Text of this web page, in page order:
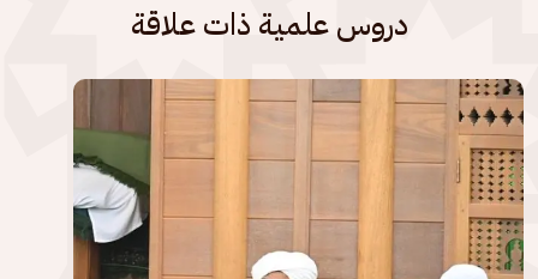
دروس علمية ذات علاقة
الصورة